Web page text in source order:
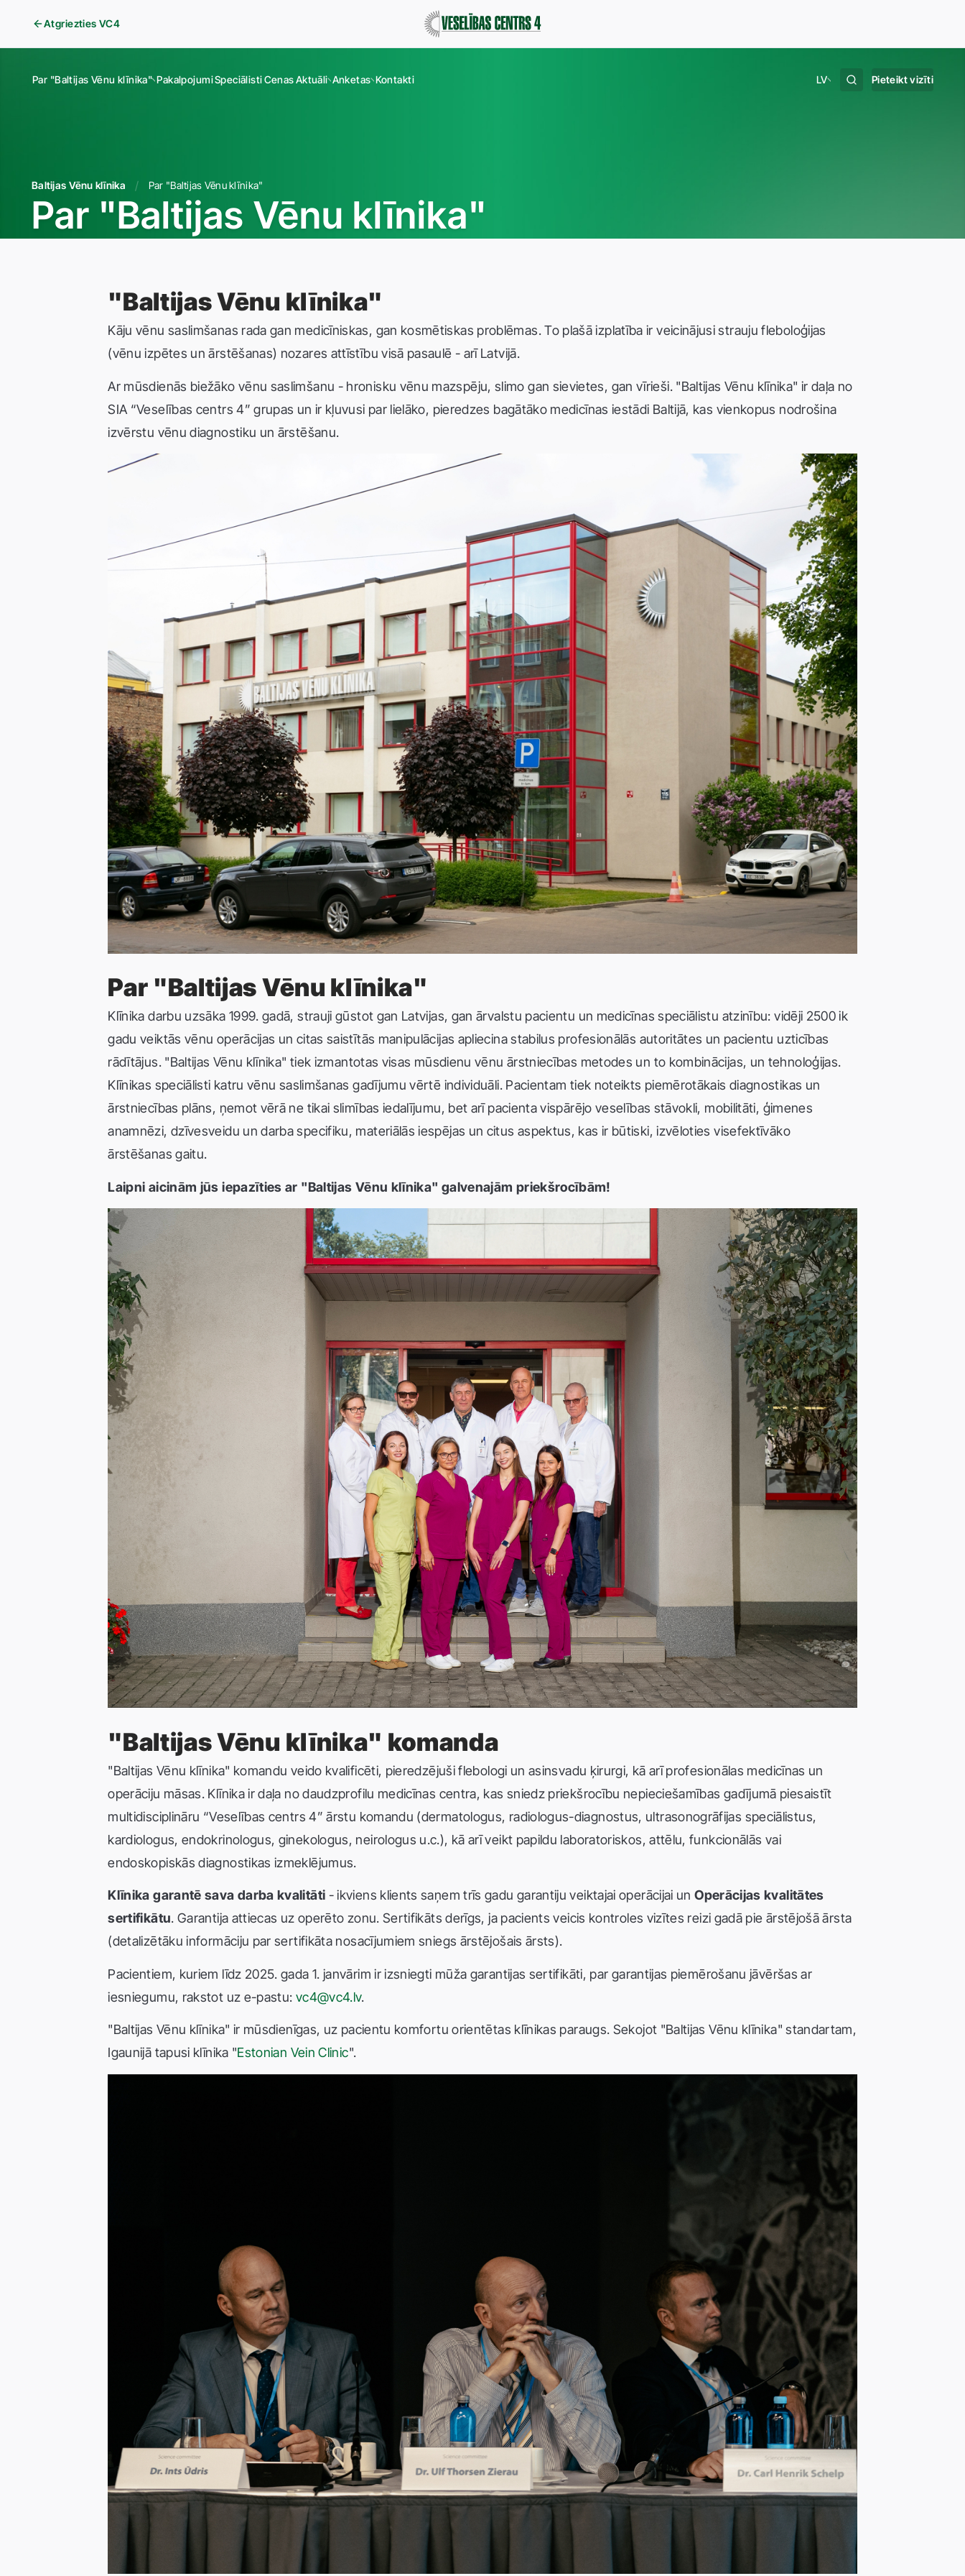
Atgriezties VC4
Par "Baltijas Vēnu klīnika" PakalpojumiSpeciālistiCenasAktuāli Anketas Kontakti LV Pieteikt vizīti
Baltijas Vēnu klīnika Par "Baltijas Vēnu klīnika"
Par "Baltijas Vēnu klīnika"
"Baltijas Vēnu klīnika"
Kāju vēnu saslimšanas rada gan medicīniskas, gan kosmētiskas problēmas. To plašā izplatība ir veicinājusi strauju fleboloģijas
(vēnu izpētes un ārstēšanas) nozares attīstību visā pasaulē - arī Latvijā.
Ar mūsdienās biežāko vēnu saslimšanu - hronisku vēnu mazspēju, slimo gan sievietes, gan vīrieši. "Baltijas Vēnu klīnika" ir daļa no
SIA “Veselības centrs 4” grupas un ir kļuvusi par lielāko, pieredzes bagātāko medicīnas iestādi Baltijā, kas vienkopus nodrošina
izvērstu vēnu diagnostiku un ārstēšanu.
Par "Baltijas Vēnu klīnika"
Klīnika darbu uzsāka 1999. gadā, strauji gūstot gan Latvijas, gan ārvalstu pacientu un medicīnas speciālistu atzinību: vidēji 2500 ik
gadu veiktās vēnu operācijas un citas saistītās manipulācijas apliecina stabilus profesionālās autoritātes un pacientu uzticības
rādītājus. "Baltijas Vēnu klīnika" tiek izmantotas visas mūsdienu vēnu ārstniecības metodes un to kombinācijas, un tehnoloģijas.
Klīnikas speciālisti katru vēnu saslimšanas gadījumu vērtē individuāli. Pacientam tiek noteikts piemērotākais diagnostikas un
ārstniecības plāns, ņemot vērā ne tikai slimības iedalījumu, bet arī pacienta vispārējo veselības stāvokli, mobilitāti, ģimenes
anamnēzi, dzīvesveidu un darba specifiku, materiālās iespējas un citus aspektus, kas ir būtiski, izvēloties visefektīvāko
ārstēšanas gaitu.
Laipni aicinām jūs iepazīties ar "Baltijas Vēnu klīnika" galvenajām priekšrocībām!
"Baltijas Vēnu klīnika" komanda
"Baltijas Vēnu klīnika" komandu veido kvalificēti, pieredzējuši flebologi un asinsvadu ķirurgi, kā arī profesionālas medicīnas un
operāciju māsas. Klīnika ir daļa no daudzprofilu medicīnas centra, kas sniedz priekšrocību nepieciešamības gadījumā piesaistīt
multidisciplināru “Veselības centrs 4” ārstu komandu (dermatologus, radiologus-diagnostus, ultrasonogrāfijas speciālistus,
kardiologus, endokrinologus, ginekologus, neirologus u.c.), kā arī veikt papildu laboratoriskos, attēlu, funkcionālās vai
endoskopiskās diagnostikas izmeklējumus.
Klīnika garantē sava darba kvalitāti - ikviens klients saņem trīs gadu garantiju veiktajai operācijai unOperācijas kvalitātes
sertifikātu. Garantija attiecas uz operēto zonu. Sertifikāts derīgs, ja pacients veicis kontroles vizītes reizi gadā pie ārstējošā ārsta
(detalizētāku informāciju par sertifikāta nosacījumiem sniegs ārstējošais ārsts).
Pacientiem, kuriem līdz 2025. gada 1. janvārim ir izsniegti mūža garantijas sertifikāti, par garantijas piemērošanu jāvēršas ar
iesniegumu, rakstot uz e-pastu: vc4@vc4.lv.
"Baltijas Vēnu klīnika" ir mūsdienīgas, uz pacientu komfortu orientētas klīnikas paraugs. Sekojot "Baltijas Vēnu klīnika" standartam,
Igaunijā tapusi klīnika "Estonian Vein Clinic".